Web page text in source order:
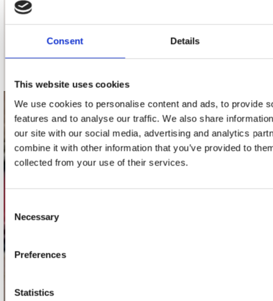
Consent Details
This website uses cookies
We use cookies to personalise content and ads, to provide
features and to analyse our traffic. We also share
our site with our social media, advertising and analytics
combine it with other information that you’ve provided to
collected from your use of their services.
Selection
Necessary
Preferences
Statistics
contact
Stuur ons een e-mail
webwinkel@platomania.nl